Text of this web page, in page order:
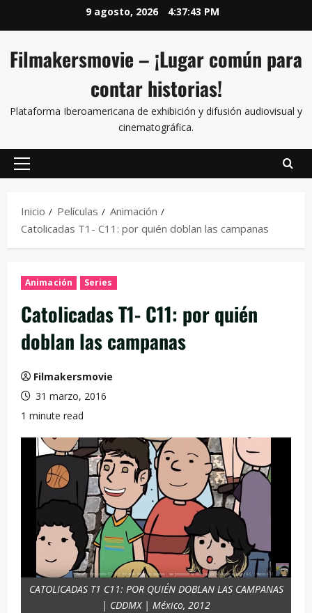
9 agosto, 2026 4:37:43 PM
Filmakersmovie – ¡Lugar común para
contar historias!
Plataforma Iberoamericana de exhibición y difusión audiovisual y
cinematográfica.
Inicio Películas
Animación
Catolicadas T1- C11: por quién doblan las campanas
Animación Series
Catolicadas T1- C11: por quién
doblan las campanas
Filmakersmovie
31 marzo, 2016
1 minute read
CATOLICADAS T1 C11: POR QUIÉN DOBLAN LAS CAMPANAS
| CDDMX | México, 2012